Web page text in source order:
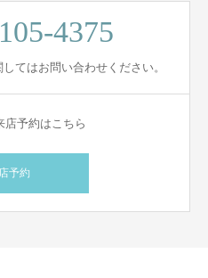
4375
てはお問い合わせください。
店予約はこちら
予約